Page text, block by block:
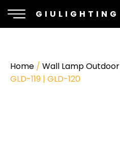
GIULIGHTING
Home / Wall Lamp Outdoor
GLD-119 | GLD-120